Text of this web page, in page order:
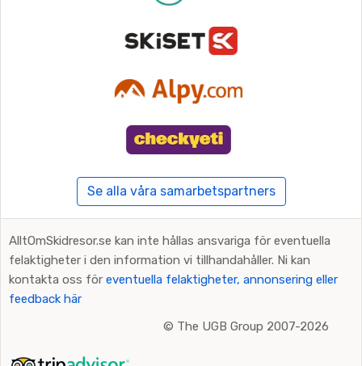
Se alla våra samarbetspartners
AlltOmSkidresor.se kan inte hållas ansvariga för eventuella
felaktigheter i den information vi tillhandahåller. Ni kan
kontakta oss för eventuella felaktigheter, annonsering eller
feedback här
© The UGB Group 2007-2026